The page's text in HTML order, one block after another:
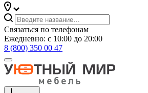
Связаться по телефонам
Ежедневно: с 10:00 до 20:00
8 (800) 350 00 47